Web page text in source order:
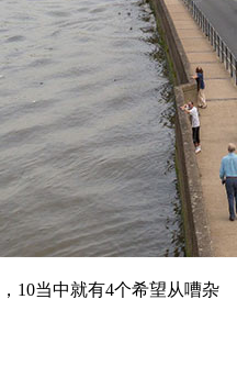
10当中就有4个希望从嘈杂